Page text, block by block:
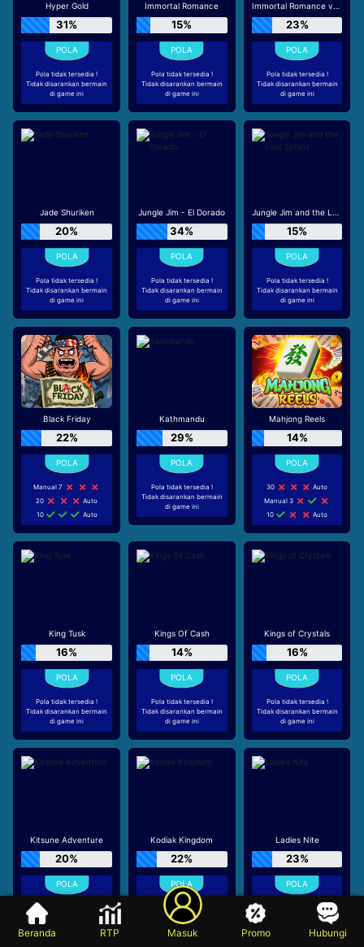
Hyper Gold
31%
Pola tidak tersedia !
Tidak disarankan bermain
di game ini
Immortal Romance
15%
Pola tidak tersedia !
Tidak disarankan bermain
di game ini
Immortal Romance v90
23%
Pola tidak tersedia !
Tidak disarankan bermain
di game ini
Jade Shuriken
20%
Pola tidak tersedia !
Tidak disarankan bermain
di game ini
Jungle Jim - El Dorado
34%
Pola tidak tersedia !
Tidak disarankan bermain
di game ini
Jungle Jim and the Lost Sphinx
15%
Pola tidak tersedia !
Tidak disarankan bermain
di game ini
Black Friday
22%
Manual 7
20
Auto
10
Auto
Kathmandu
29%
Pola tidak tersedia !
Tidak disarankan bermain
di game ini
Mahjong Reels
14%
30
Auto
Manual 3
10
Auto
King Tusk
16%
Pola tidak tersedia !
Tidak disarankan bermain
di game ini
Kings Of Cash
14%
Pola tidak tersedia !
Tidak disarankan bermain
di game ini
Kings of Crystals
16%
Pola tidak tersedia !
Tidak disarankan bermain
di game ini
Kitsune Adventure
20%
Pola tidak tersedia !
Tidak disarankan bermain
Kodiak Kingdom
22%
Pola tidak tersedia !
Tidak disarankan bermain
Ladies Nite
23%
Pola tidak tersedia !
Tidak disarankan bermain
Beranda RTP Masuk Promo Hubungi